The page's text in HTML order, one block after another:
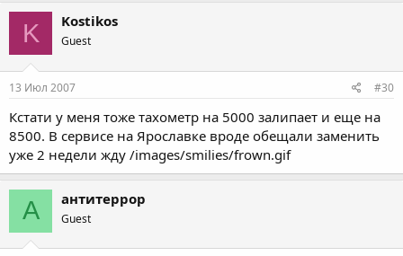
K Kostikos
Guest
13 Июл 2007 #30
Кстати у меня тоже тахометр на 5000 залипает и еще на
8500. В сервисе на Ярославке вроде обещали заменить
уже 2 недели жду /images/smilies/frown.gif
А антитеррор
Guest